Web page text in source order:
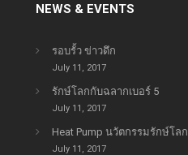
NEWS & EVENTS
รอบรั้ว ข่าวดึก
July 11, 2017
รักษ์โลกกับฉลากเบอร์ 5
July 11, 2017
Heat Pump นวัตกรรมรักษ์โลก
July 11, 2017